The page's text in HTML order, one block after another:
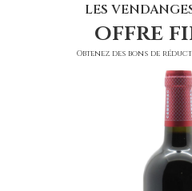
LES
offre
Obtenez des bons de